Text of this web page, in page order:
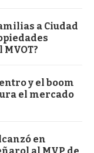
a Ciudad
y el boom
el mercado
en